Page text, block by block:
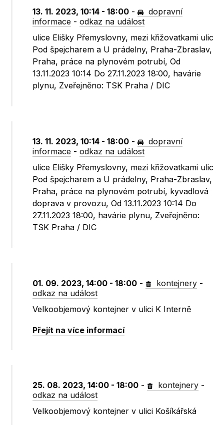
13. 11. 2023, 10:14 - 18:00 -
dopravní
informace -odkaz na událost
ulice Elišky Přemyslovny, mezi křižovatkami ulic
Pod špejcharem a U prádelny, Praha-Zbraslav,
Praha, práce na plynovém potrubí, Od
13.11.2023 10:14 Do 27.11.2023 18:00, havárie
plynu, Zveřejněno: TSK Praha / DIC
13. 11. 2023, 10:14 - 18:00 -
dopravní
informace -odkaz na událost
ulice Elišky Přemyslovny, mezi křižovatkami ulic
Pod špejcharem a U prádelny, Praha-Zbraslav,
Praha, práce na plynovém potrubí, kyvadlová
doprava v provozu, Od 13.11.2023 10:14 Do
27.11.2023 18:00, havárie plynu, Zveřejněno:
TSK Praha / DIC
01. 09. 2023, 14:00 - 18:00 - kontejnery -
odkaz na událost
Velkoobjemový kontejner v ulici K Interně
Přejít na více informací
25. 08. 2023, 14:00 - 18:00 - kontejnery -
odkaz na událost
Velkoobjemový kontejner v ulici Košíkářská